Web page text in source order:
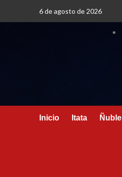
6 de agosto de 2026
Inicio Itata Ñuble